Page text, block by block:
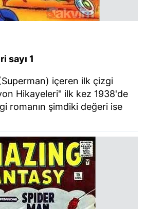
sayı 1
içeren ilk çizgi
Hikayeleri" ilk kez 1938'de
romanın şimdiki değeri ise